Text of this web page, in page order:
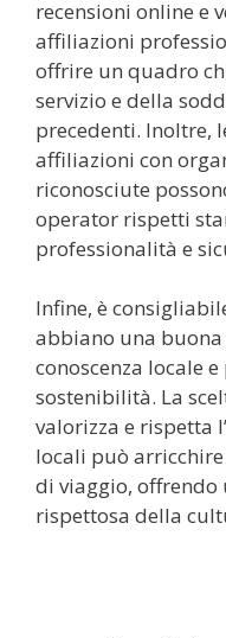
recensioni online e
affiliazioni
offrire un quadro
servizio e della
precedenti. Inoltre,
affiliazioni con
riconosciute
operator rispetti
professionalità e
Infine, è
abbiano una
conoscenza locale
sostenibilità. La
valorizza e rispetta
locali può
di viaggio, offrendo
rispettosa della